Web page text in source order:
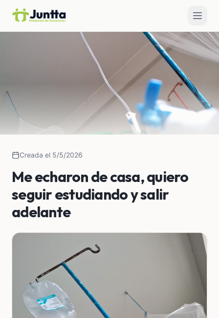
Creada el 5/5/2026
Me echaron de casa, quiero
seguir estudiando y salir
adelante